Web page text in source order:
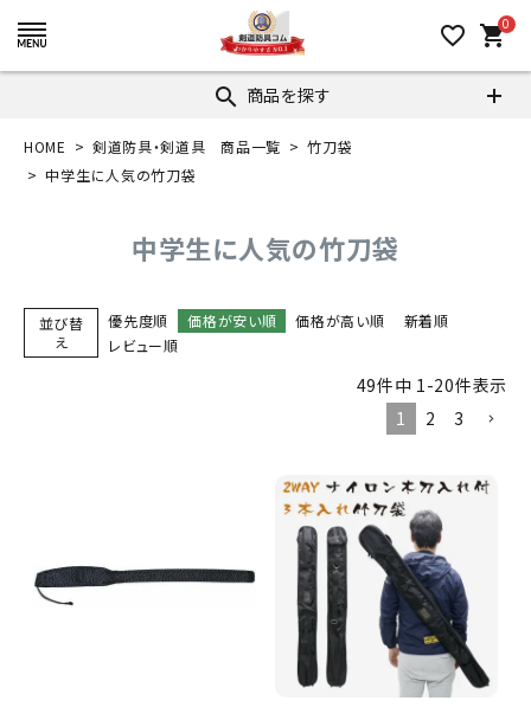
favorite_border 0
shopping_cart
search 商品を探す
HOME 剣道防具・剣道具 商品一覧
竹刀袋
中学生に人気の竹刀袋
中学生に人気の竹刀袋
並び替
え
優先度順 価格が安い順 価格が高い順
新着順
レビュー順
49件中 1-20件表示
1
2 3